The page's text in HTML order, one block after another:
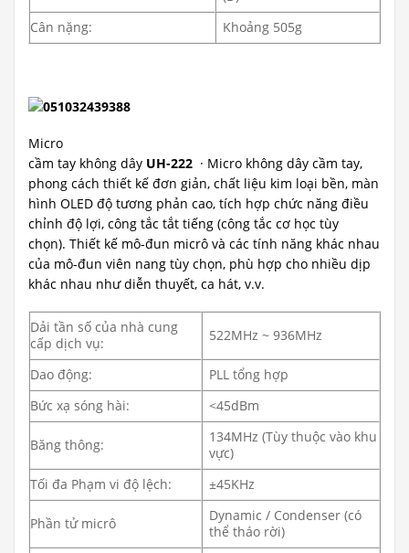
Cân nặng:
Khoảng 505g
Micro
cầm tay không dây UH-222 · Micro không dây cầm tay,
phong cách thiết kế đơn giản, chất liệu kim loại bền, màn
hình OLED độ tương phản cao, tích hợp chức năng điều
chỉnh độ lợi, công tắc tắt tiếng (công tắc cơ học tùy
chọn). Thiết kế mô-đun micrô và các tính năng khác nhau
của mô-đun viên nang tùy chọn, phù hợp cho nhiều dịp
khác nhau như diễn thuyết, ca hát, v.v.
Dải tần số của nhà cung
cấp dịch vụ:
522MHz ~ 936MHz
Dao động:
PLL tổng hợp
Bức xạ sóng hài:
<45dBm
Băng thông:
134MHz (Tùy thuộc vào khu
vực)
Tối đa Phạm vi độ lệch:
±45KHz
Phần tử micrô
Dynamic / Condenser (có
thể tháo rời)